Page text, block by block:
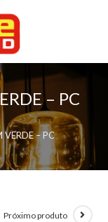
– PC
– PC
Próximo produto